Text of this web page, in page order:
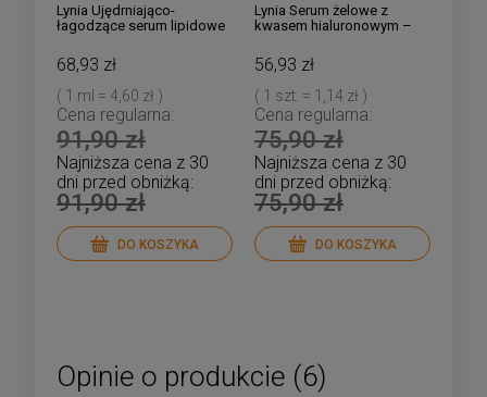
Lynia Ujędrniająco-
łagodzące serum lipidowe
68,93 zł
( 1 ml = 4,60 zł )
Cena regularna:
91,90 zł
Najniższa cena z 30
dni przed obniżką:
91,90 zł
DO KOSZYKA
Lynia Serum żelowe z
kwasem hialuronowym –
56,93 zł
( 1 szt. = 1,14 zł )
Cena regularna:
75,90 zł
Najniższa cena z 30
dni przed obniżką:
75,90 zł
DO KOSZYKA
Opinie o produkcie (6)